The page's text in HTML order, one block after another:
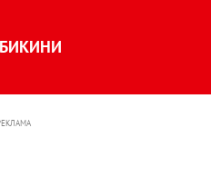
БИКИНИ